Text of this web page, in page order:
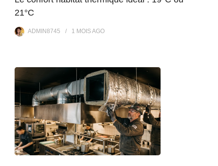
21°C
ADMIN8745 1 MOISAGO